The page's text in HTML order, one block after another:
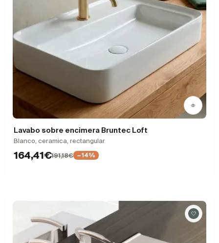
Lavabo sobre encimera Bruntec Loft
Blanco, ceramica, rectangular
164,41€191,18€ −14%